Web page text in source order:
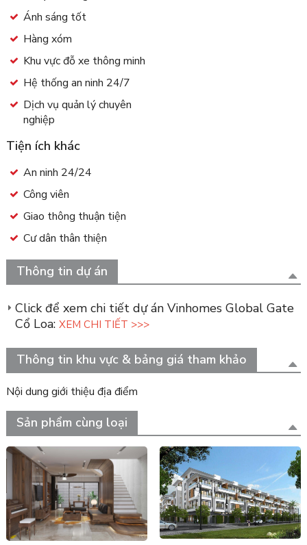
Ánh sáng tốt
Hàng xóm
Khu vực đỗ xe thông minh
Hệ thống an ninh 24/7
Dịch vụ quản lý chuyên
nghiệp
Tiện ích khác
An ninh 24/24
Công viên
Giao thông thuận tiện
Cư dân thân thiện
Thông tin dự án
Click để xem chi tiết dự án Vinhomes Global Gate
Cổ Loa: XEM CHI TIẾT >>>
Thông tin khu vực & bảng giá tham khảo
Nội dung giới thiệu địa điểm
Sản phẩm cùng loại